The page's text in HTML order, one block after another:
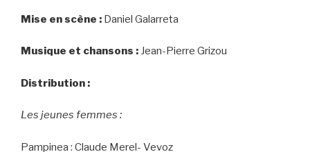
Mise en scène : Daniel Galarreta
Musique et chansons : Jean-Pierre Grizou
Distribution :
Les jeunes femmes :
Pampinea : Claude Merel- Vevoz